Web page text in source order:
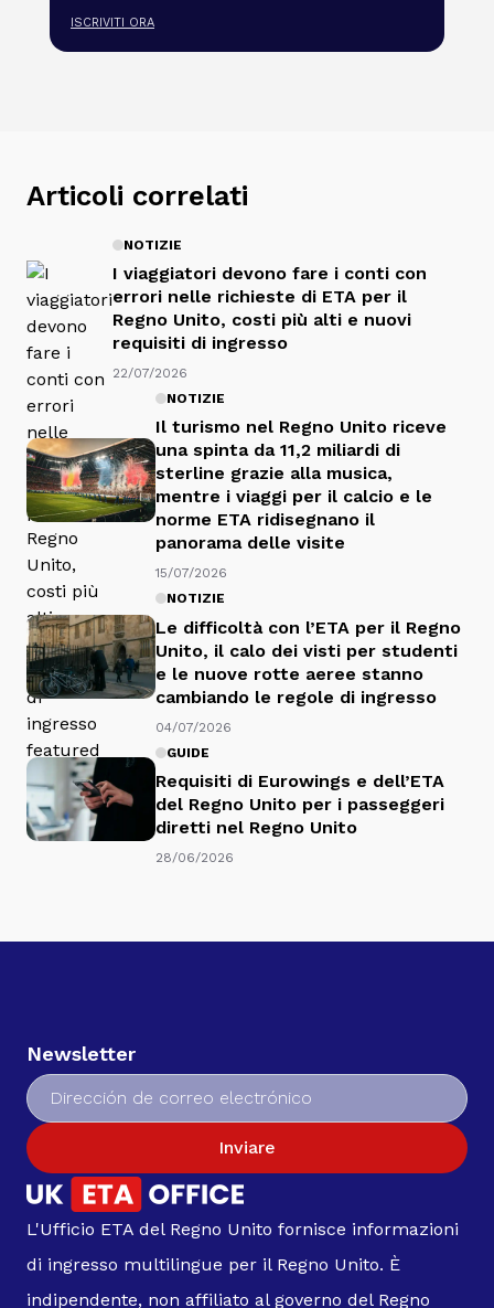
ISCRIVITI ORA
Articoli correlati
NOTIZIE
I viaggiatori devono fare i conti con
errori nelle richieste di ETA per il
Regno Unito, costi più alti e nuovi
requisiti di ingresso
22/07/2026
NOTIZIE
Il turismo nel Regno Unito riceve
una spinta da 11,2 miliardi di
sterline grazie alla musica,
mentre i viaggi per il calcio e le
norme ETA ridisegnano il
panorama delle visite
15/07/2026
NOTIZIE
Le difficoltà con l’ETA per il Regno
Unito, il calo dei visti per studenti
e le nuove rotte aeree stanno
cambiando le regole di ingresso
04/07/2026
GUIDE
Requisiti di Eurowings e dell’ETA
del Regno Unito per i passeggeri
diretti nel Regno Unito
28/06/2026
Newsletter
Inviare
L'Ufficio ETA del Regno Unito fornisce informazioni
di ingresso multilingue per il Regno Unito. È
indipendente, non affiliato al governo del Regno